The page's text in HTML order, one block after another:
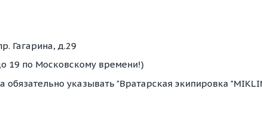
Гагарина, д.29
19 по Московскому времени!)
обязательно указывать "Вратарская экипировка